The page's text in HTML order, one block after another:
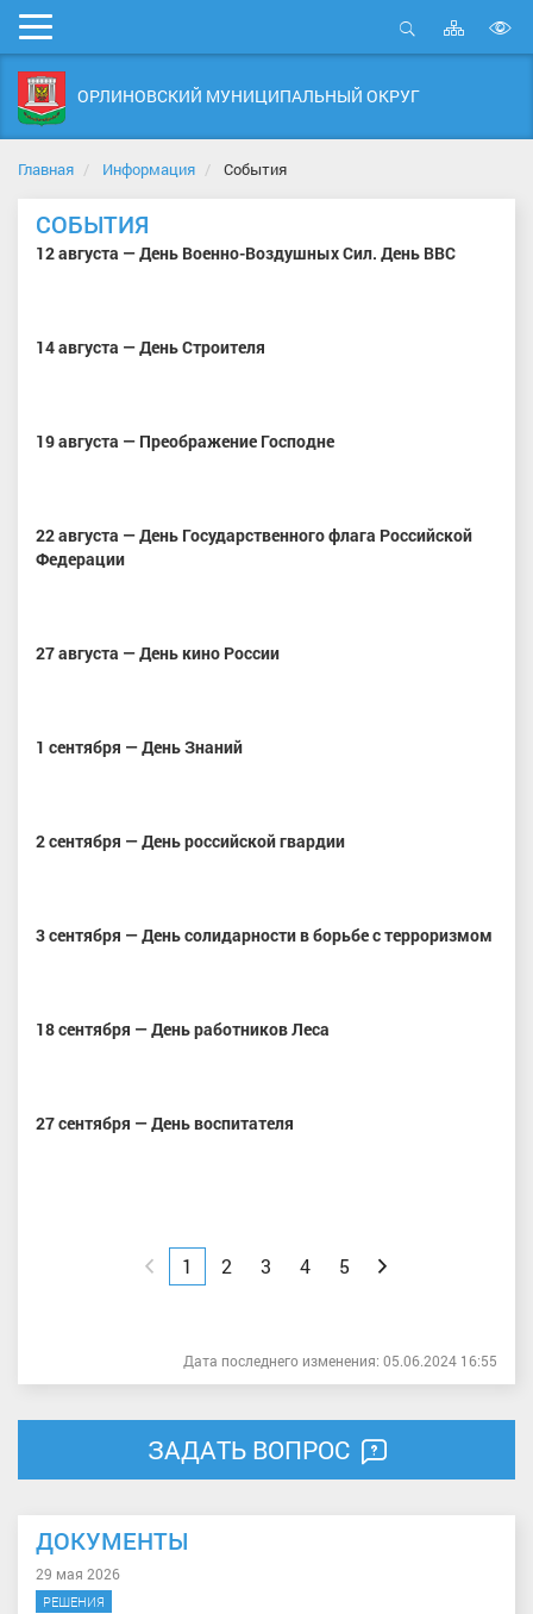
Мобильное
меню
Открыть
Карта
сайта
ОРЛИНОВСКИЙ МУНИЦИПАЛЬНЫЙ ОКРУГ
Главная Информация События
СОБЫТИЯ
12 августа — День Военно-Воздушных Сил. День ВВС
14 августа — День Строителя
19 августа — Преображение Господне
22 августа — День Государственного флага Российской
Федерации
27 августа — День кино России
1 сентября — День Знаний
2 сентября — День российской гвардии
3 сентября — День солидарности в борьбе с терроризмом
18 сентября — День работников Леса
27 сентября — День воспитателя
1 2 3 4 5 Вперед
Дата последнего изменения: 05.06.2024 16:55
ЗАДАТЬ ВОПРОС
ДОКУМЕНТЫ
29 мая 2026
РЕШЕНИЯ